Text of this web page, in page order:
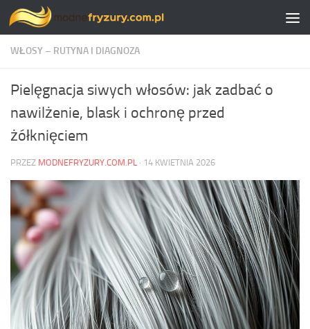
Skip to content
WŁOSY – RUTYNA I DIAGNOZA
Pielęgnacja siwych włosów: jak zadbać o
nawilżenie, blask i ochronę przed
żółknięciem
PRZEZ MODNEFRYZURY.COM.PL · 14 KWIETNIA 2026